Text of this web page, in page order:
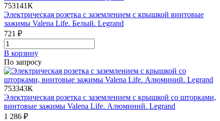
753141К
Электрическая розетка с заземлением с крышкой винтовые
зажимы Valena Life. Белый. Legrand
721 ₽
В корзинy
По запросу
753343К
Электрическая розетка с заземлением с крышкой со шторками,
винтовые зажимы Valena Life. Алюминий. Legrand
1 286 ₽